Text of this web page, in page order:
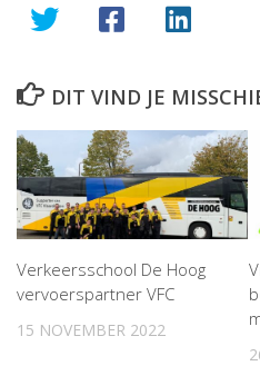
DIT VIND JE
Verkeersschool De Hoog
vervoerspartner VFC
15 NOVEMBER 2022